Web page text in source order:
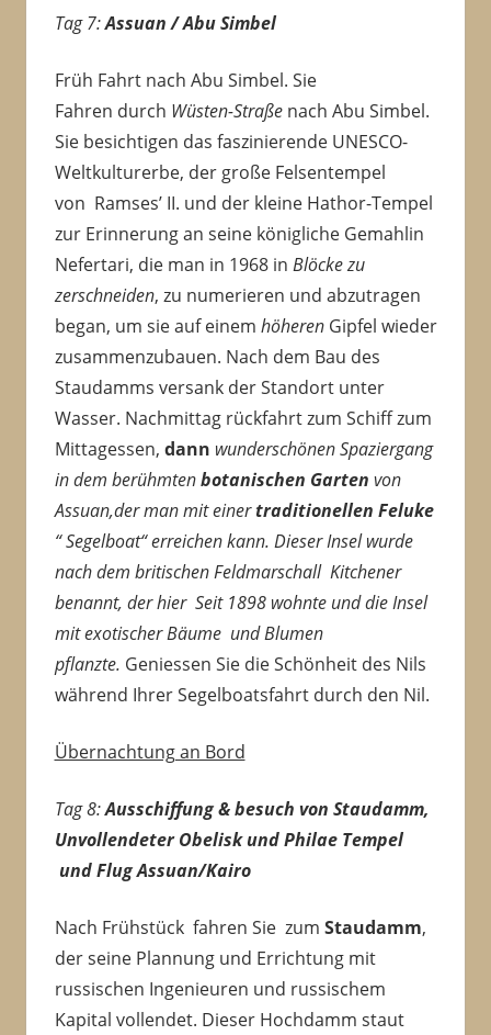
Tag 7:Assuan / Abu Simbel
Früh Fahrt nach Abu Simbel. Sie
Fahren durch Wüsten-Straßenach Abu Simbel.
Sie besichtigen das faszinierende UNESCO-
Weltkulturerbe, der große Felsentempel
von Ramses’ II. und der kleine Hathor-Tempel
zur Erinnerung an seine königliche Gemahlin
Nefertari, die man in 1968 in Blöcke zu
zerschneiden, zu numerieren und abzutragen
began, um sie auf einem höherenGipfel wieder
zusammenzubauen. Nach dem Bau des
Staudamms versank der Standort unter
Wasser. Nachmittag rückfahrt zum Schiff zum
Mittagessen, dann wunderschönen Spaziergang
in dem berühmtenbotanischen Garten von
Assuan,der man mit einertraditionellen Feluke
“ Segelboat“ erreichen kann. Dieser Insel wurde
nach dem britischen Feldmarschall Kitchener
benannt, der hier Seit 1898 wohnte und die Insel
mit exotischer Bäume und Blumen
pflanzte. Geniessen Sie die Schönheit des Nils
während Ihrer Segelboatsfahrt durch den Nil.
Übernachtung an Bord
Tag 8:Ausschiffung & besuch von Staudamm,
Unvollendeter Obelisk und Philae Tempel
und Flug Assuan/Kairo
Nach Frühstück fahren Sie zum Staudamm,
der seine Plannung und Errichtung mit
russischen Ingenieuren und russischem
Kapital vollendet. Dieser Hochdamm staut